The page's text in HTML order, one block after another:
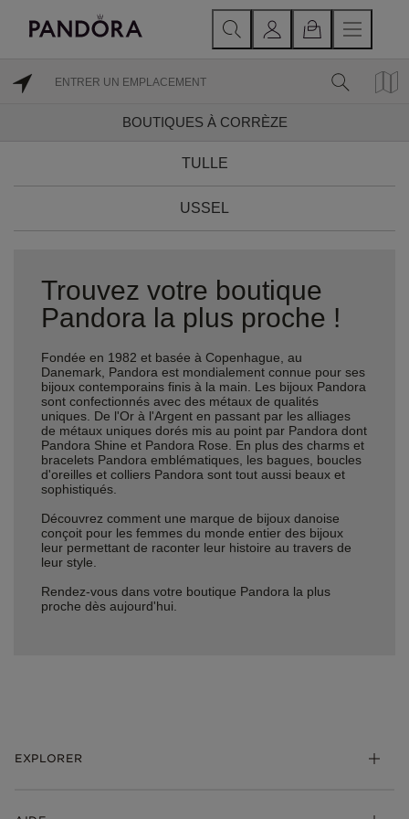
BOUTIQUES À CORRÈZE
TULLE
USSEL
Trouvez votre boutique
Pandora la plus proche !
Fondée en 1982 et basée à Copenhague, au
Danemark, Pandora est mondialement connue pour ses
bijoux contemporains finis à la main. Les bijoux Pandora
sont confectionnés avec des métaux de qualités
uniques. De l'Or à l'Argent en passant par les alliages
de métaux uniques dorés mis au point par Pandora dont
Pandora Shine et Pandora Rose. En plus des charms et
bracelets Pandora emblématiques, les bagues, boucles
d'oreilles et colliers Pandora sont tout aussi beaux et
sophistiqués.
Découvrez comment une marque de bijoux danoise
conçoit pour les femmes du monde entier des bijoux
leur permettant de raconter leur histoire au travers de
leur style.
Rendez-vous dans votre boutique Pandora la plus
proche dès aujourd'hui.
EXPLORER